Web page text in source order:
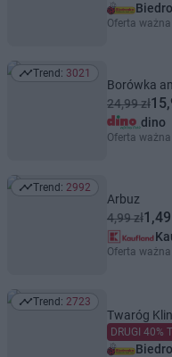
Oferta
Trend: 3021
Trend: 3021
Borówka
24,99 zł
dino
Oferta
Trend: 2992
Trend: 2992
Arbuz
4,99 zł1,49
Oferta
Trend: 2723
Trend: 2723
Twaróg
DRUGI 40%